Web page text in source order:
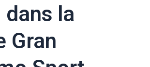
dans la
Gran